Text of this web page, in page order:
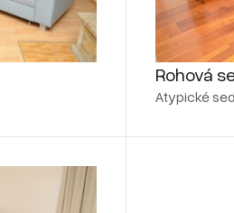
Rohová
Atypické